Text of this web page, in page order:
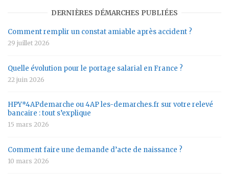
DERNIÈRES DÉMARCHES PUBLIÉES
Comment remplir un constat amiable après accident ?
29 juillet 2026
Quelle évolution pour le portage salarial en France ?
22 juin 2026
HPY*4APdemarche ou 4AP les-demarches.fr sur votre relevé
bancaire : tout s’explique
15 mars 2026
Comment faire une demande d’acte de naissance ?
10 mars 2026